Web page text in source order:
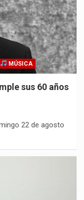
MÚSICA
sus 60 años
22 de agosto